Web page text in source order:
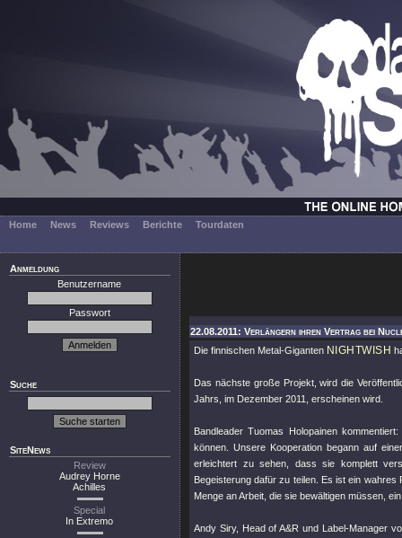
Home News Reviews Berichte Tourdaten
Anmeldung
Benutzername
Passwort
Suche
SiteNews
Review
Audrey Horne
Achilles
Special
In Extremo
22.08.2011: Verlängern ihren Vertrag bei
Die finnischen Metal-Giganten NIGHTWISH
Das nächste große Projekt, wird die
Jahrs, im Dezember 2011, erscheinen wird.
Bandleader Tuomas Holopainen
können. Unsere Kooperation begann auf
erleichtert zu sehen, dass sie komplett
Begeisterung dafür zu teilen. Es ist ein
Menge an Arbeit, die sie bewältigen müssen,
Andy Siry, Head of A&R und Label-Manager